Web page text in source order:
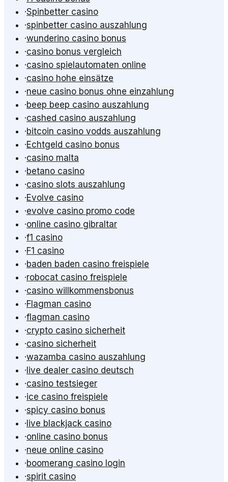
·Spinbetter casino
·spinbetter casino auszahlung
·wunderino casino bonus
·casino bonus vergleich
·casino spielautomaten online
·casino hohe einsätze
·neue casino bonus ohne einzahlung
·beep beep casino auszahlung
·cashed casino auszahlung
·bitcoin casino vodds auszahlung
·Echtgeld casino bonus
·casino malta
·betano casino
·casino slots auszahlung
·Evolve casino
·evolve casino promo code
·online casino gibraltar
·f1 casino
·F1 casino
·baden baden casino freispiele
·robocat casino freispiele
·casino willkommensbonus
·Flagman casino
·flagman casino
·crypto casino sicherheit
·casino sicherheit
·wazamba casino auszahlung
·live dealer casino deutsch
·casino testsieger
·ice casino freispiele
·spicy casino bonus
·live blackjack casino
·online casino bonus
·neue online casino
·boomerang casino login
·spirit casino